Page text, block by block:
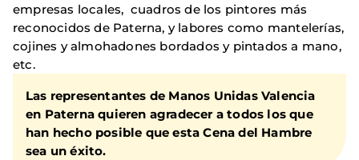
empresas locales, cuadros de los pintores más
reconocidos de Paterna, y labores como mantelerías,
cojines y almohadones bordados y pintados a mano,
etc.
Las representantes de Manos Unidas Valencia
en Paterna quieren agradecer a todos los que
han hecho posible que esta Cena del Hambre
sea un éxito.